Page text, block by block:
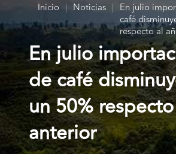
Inicio | Noticias | En julio
café
respecto al
En julio
de café
un 50%
anterior